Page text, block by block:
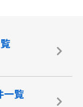
一覧